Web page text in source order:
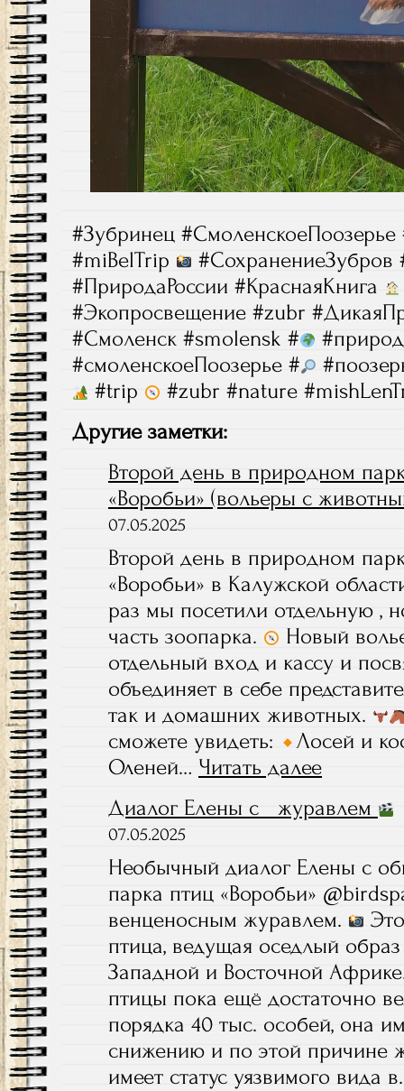
#Зубринец
#miBelTrip
#СохранениеЗубров
#ПриродаРоссии #КраснаяКнига
#Экопросвещение #zubr
#Смоленск #smolensk #
#смоленскоеПоозерье #
#trip
#zubr #nature
Другие заметки:
Второй день в природном
«Воробьи» (вольеры с
07.05.2025
Второй день в природном
«Воробьи» в Калужской
раз мы посетили отдельную ,
часть зоопарка.
Новый
отдельный вход и кассу и
объединяет в себе
так и домашних животных.
сможете увидеть:
Лосей и
Оленей… Читать далее:
день
парке
«Воробьи»
(вольеры
животными)
Диалог Елены с журавлем
07.05.2025
Необычный диалог Елены с
парка птиц «Воробьи»
венценосным журавлем.
птица, ведущая оседлый
Западной и Восточной
птицы пока ещё достаточно
порядка 40 тыс. особей, она
снижению и по этой причине
имеет статус уязвимого вида